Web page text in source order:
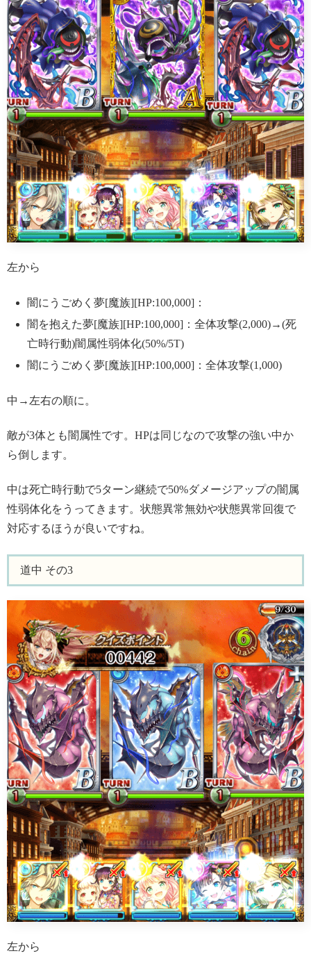
左から
闇にうごめく夢[魔族][HP:100,000]：
闇を抱えた夢[魔族][HP:100,000]：全体攻撃(2,000)→(死
亡時行動)闇属性弱体化(50%/5T)
闇にうごめく夢[魔族][HP:100,000]：全体攻撃(1,000)
中→左右の順に。
敵が3体とも闇属性です。HPは同じなので攻撃の強い中か
ら倒します。
中は死亡時行動で5ターン継続で50%ダメージアップの闇属
性弱体化をうってきます。状態異常無効や状態異常回復で
対応するほうが良いですね。
道中 その3
左から